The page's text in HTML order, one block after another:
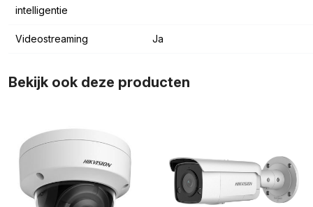
intelligentie
Videostreaming Ja
Bekijk ook deze producten